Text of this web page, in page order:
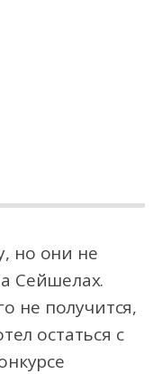
но они не
Сейшелах.
не получится,
остаться с